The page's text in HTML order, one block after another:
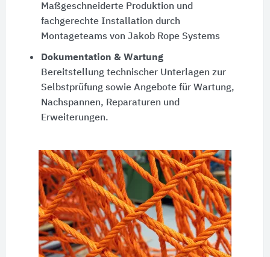
Maßgeschneiderte Produktion und
fachgerechte Installation durch
Montageteams von Jakob Rope Systems
Dokumentation & Wartung
Bereitstellung technischer Unterlagen zur
Selbstprüfung sowie Angebote für Wartung,
Nachspannen, Reparaturen und
Erweiterungen.